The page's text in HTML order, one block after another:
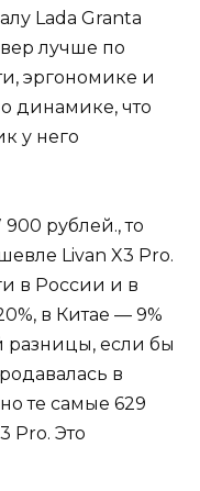
Lada Granta
лучше по
эргономике и
динамике, что
у него
900 рублей., то
Livan X3 Pro.
в России и в
в Китае — 9%
разницы, если бы
в
те самые 629
Pro. Это